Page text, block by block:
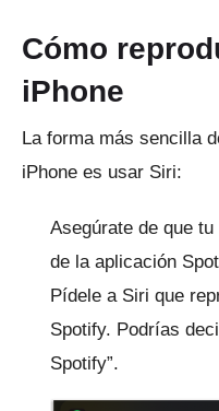
Cómo
iPhone
La forma más sencilla
iPhone es usar Siri:
Asegúrate de que
de la aplicación
Pídele a Siri que
Spotify. Podrías
Spotify”.